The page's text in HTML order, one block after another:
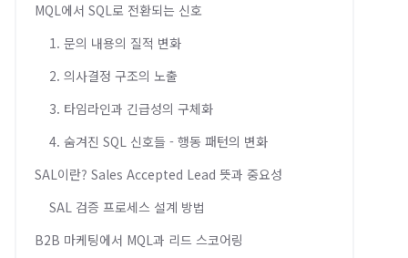
MQL에서 SQL로 전환되는 신호
1. 문의 내용의 질적 변화
2. 의사결정 구조의 노출
3. 타임라인과 긴급성의 구체화
4. 숨겨진 SQL 신호들 - 행동 패턴의 변화
SAL이란? Sales Accepted Lead 뜻과 중요성
SAL 검증 프로세스 설계 방법
B2B 마케팅에서 MQL과 리드 스코어링